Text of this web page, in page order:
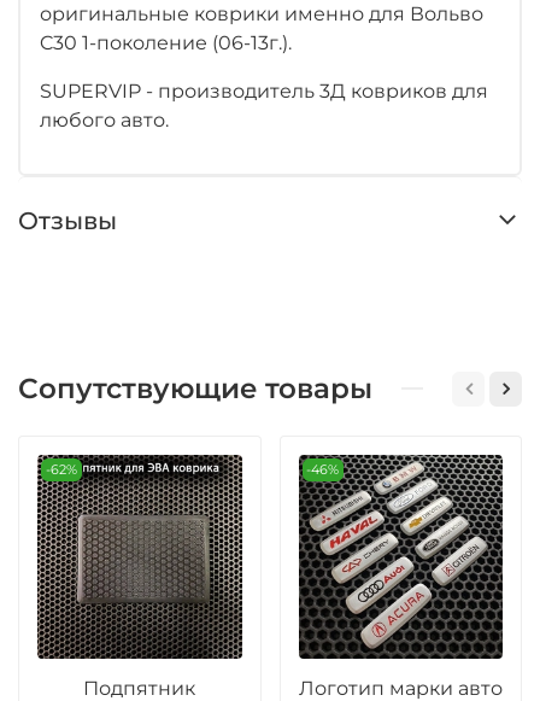
оригинальные коврики именно для Вольво
C30 1-поколение (06-13г.).
SUPERVIP - производитель 3Д ковриков для
любого авто.
Отзывы
Сопутствующие товары
-62%
Подпятник
-46%
Логотип марки авто